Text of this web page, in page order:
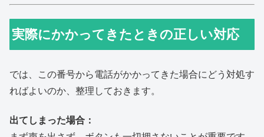
実際にかかってきたときの正しい対応
では、この番号から電話がかかってきた場合にどう対処す
ればよいのか、整理しておきます。
出てしまった場合：